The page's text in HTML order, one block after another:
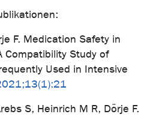
F. Medication Safety in
Compatibility Study of
Used in Intensive
S, Heinrich M R, Dörje F.